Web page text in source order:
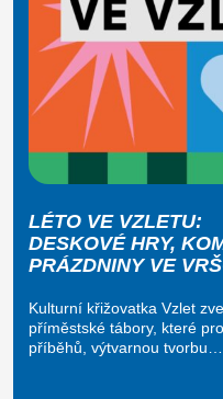
LÉTO VE VZLETU:
DESKOVÉ HRY,
PRÁZDNINY VE
Kulturní křižovatka Vzlet
příměstské tábory, které
příběhů, výtvarnou tvorbu…